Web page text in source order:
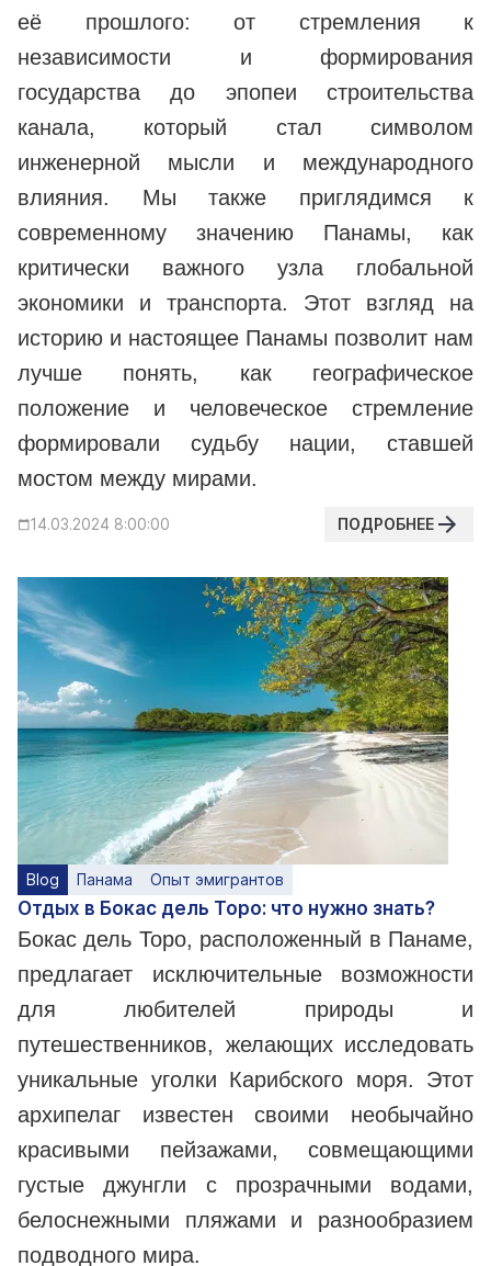
её прошлого: от стремления к
независимости и формирования
государства до эпопеи строительства
канала, который стал символом
инженерной мысли и международного
влияния. Мы также приглядимся к
современному значению Панамы, как
критически важного узла глобальной
экономики и транспорта. Этот взгляд на
историю и настоящее Панамы позволит нам
лучше понять, как географическое
положение и человеческое стремление
формировали судьбу нации, ставшей
мостом между мирами.
14.03.2024 8:00:00 ПОДРОБНЕЕ
Blog Панама Опыт эмигрантов
Отдых в Бокас дель Торо: что нужно знать?
Бокас дель Торо, расположенный в Панаме,
предлагает исключительные возможности
для любителей природы и
путешественников, желающих исследовать
уникальные уголки Карибского моря. Этот
архипелаг известен своими необычайно
красивыми пейзажами, совмещающими
густые джунгли с прозрачными водами,
белоснежными пляжами и разнообразием
подводного мира.